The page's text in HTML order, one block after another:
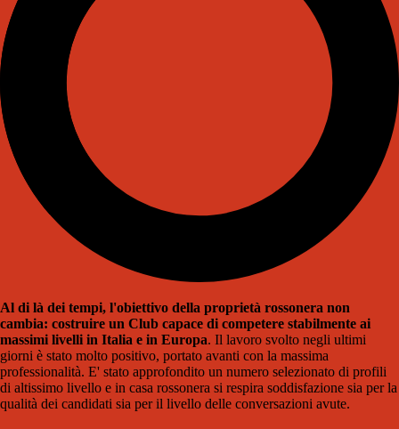
Al di là dei tempi, l'obiettivo della proprietà rossonera non
cambia: costruire un Club capace di competere stabilmente ai
massimi livelliin Italia e in Europa. Il lavoro svolto negli ultimi
giorni è stato molto positivo, portato avanti con la massima
professionalità. E' stato approfondito un numero selezionato di profili
di altissimo livello e in casa rossonera si respira soddisfazione sia per la
qualità dei candidati sia per il livello delle conversazioni avute.